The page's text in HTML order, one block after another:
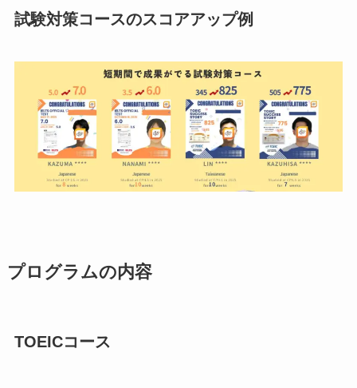
試験対策コースのスコアアップ例
プログラムの内容
TOEICコース